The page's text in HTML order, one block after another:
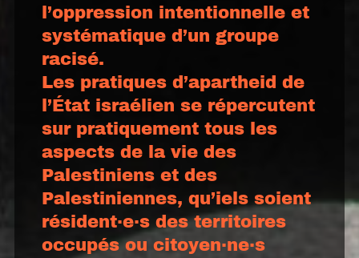
l’oppression intentionnelle et
systématique d’un groupe
racisé.
Les pratiques d’apartheid de
l’État israélien se répercutent
sur pratiquement tous les
aspects de la vie des
Palestiniens et des
Palestiniennes, qu’iels soient
résident·e·s des territoires
occupés ou citoyen·ne·s